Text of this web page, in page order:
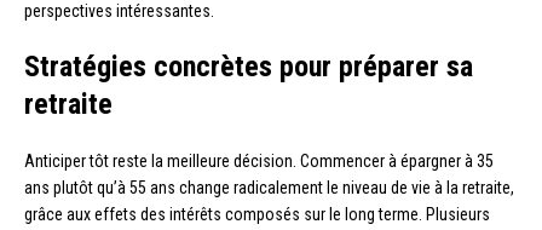
perspectives intéressantes.
Stratégies concrètes pour préparer sa
retraite
Anticiper tôt reste la meilleure décision. Commencer à épargner à 35
ans plutôt qu’à 55 ans change radicalement le niveau de vie à la retraite,
grâce aux effets des intérêts composés sur le long terme. Plusieurs